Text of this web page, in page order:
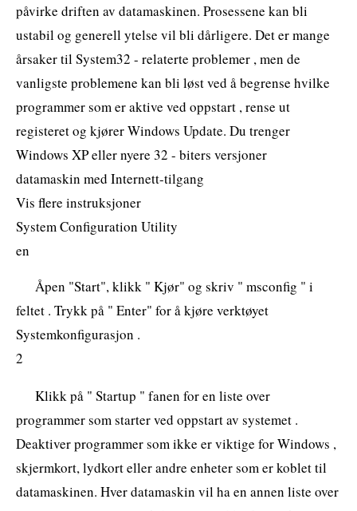
påvirke driften av datamaskinen. Prosessene kan bli
ustabil og generell ytelse vil bli dårligere. Det er mange
årsaker til System32 - relaterte problemer , men de
vanligste problemene kan bli løst ved å begrense hvilke
programmer som er aktive ved oppstart , rense ut
registeret og kjører Windows Update. Du trenger
Windows XP eller nyere 32 - biters versjoner
datamaskin med Internett-tilgang
Vis flere instruksjoner
System Configuration Utility
en
Åpen "Start", klikk " Kjør" og skriv " msconfig " i
feltet . Trykk på " Enter" for å kjøre verktøyet
Systemkonfigurasjon .
2
Klikk på " Startup " fanen for en liste over
programmer som starter ved oppstart av systemet .
Deaktiver programmer som ikke er viktige for Windows ,
skjermkort, lydkort eller andre enheter som er koblet til
datamaskinen. Hver datamaskin vil ha en annen liste over